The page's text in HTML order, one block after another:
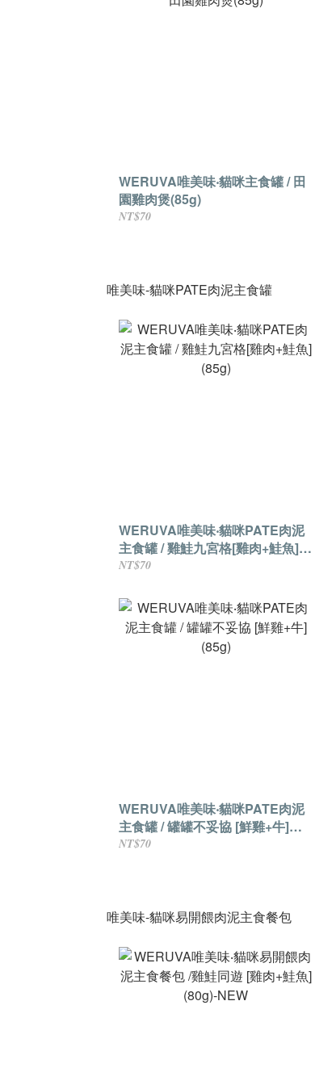
WERUVA唯美味‧貓咪主食罐 / 田
園雞肉煲(85g)
NT$70
唯美味-貓咪PATE肉泥主食罐
WERUVA唯美味‧貓咪PATE肉泥
主食罐 / 雞鮭九宮格[雞肉+鮭魚]
(85g)
NT$70
WERUVA唯美味‧貓咪PATE肉泥
主食罐 / 罐罐不妥協 [鮮雞+牛]
(85g)
NT$70
唯美味-貓咪易開餵肉泥主食餐包